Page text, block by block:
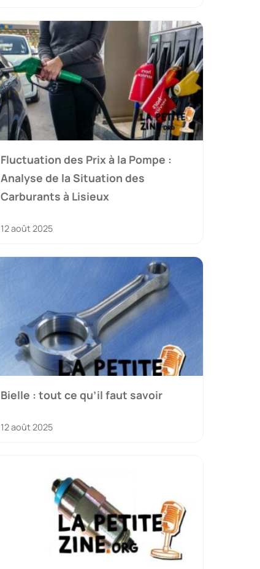
Fluctuation des Prix à la Pompe :
Analyse de la Situation des
Carburants à Lisieux
12 août 2025
Bielle : tout ce qu’il faut savoir
12 août 2025